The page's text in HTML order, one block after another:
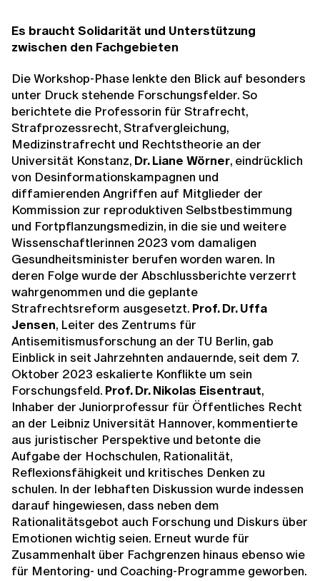
Es braucht Solidarität und Unterstützung
zwischen den Fachgebieten
Die Workshop-Phase lenkte den Blick auf besonders
unter Druck stehende Forschungsfelder. So
berichtete die Professorin für Strafrecht,
Strafprozessrecht, Strafvergleichung,
Medizinstrafrecht und Rechtstheorie an der
Universität Konstanz, Dr. Liane Wörner, eindrücklich
von Desinformationskampagnen und
diffamierenden Angriffen auf Mitglieder der
Kommission zur reproduktiven Selbstbestimmung
und Fortpflanzungsmedizin, in die sie und weitere
Wissenschaftlerinnen 2023 vom damaligen
Gesundheitsminister berufen worden waren. In
deren Folge wurde der Abschlussberichte verzerrt
wahrgenommen und die geplante
Strafrechtsreform ausgesetzt. Prof. Dr. Uffa
Jensen, Leiter des Zentrums für
Antisemitismusforschung an der TU Berlin, gab
Einblick in seit Jahrzehnten andauernde, seit dem 7.
Oktober 2023 eskalierte Konflikte um sein
Forschungsfeld. Prof. Dr. Nikolas Eisentraut,
Inhaber der Juniorprofessur für Öffentliches Recht
an der Leibniz Universität Hannover, kommentierte
aus juristischer Perspektive und betonte die
Aufgabe der Hochschulen, Rationalität,
Reflexionsfähigkeit und kritisches Denken zu
schulen. In der lebhaften Diskussion wurde indessen
darauf hingewiesen, dass neben dem
Rationalitätsgebot auch Forschung und Diskurs über
Emotionen wichtig seien. Erneut wurde für
Zusammenhalt über Fachgrenzen hinaus ebenso wie
für Mentoring- und Coaching-Programme geworben.